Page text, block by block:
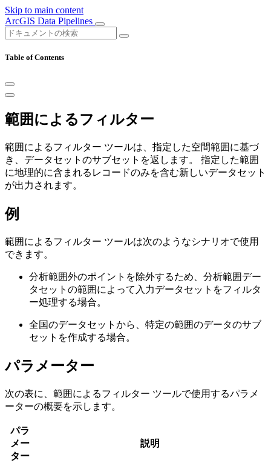
Skip to main content
ArcGIS Data Pipelines
Table of Contents
範囲によるフィルター
範囲によるフィルター ツールは、指定した空間範囲に基づ
き、データセットのサブセットを返します。 指定した範囲
に地理的に含まれるレコードのみを含む新しいデータセット
が出力されます。
例
範囲によるフィルター ツールは次のようなシナリオで使用
できます。
分析範囲外のポイントを除外するため、分析範囲デー
タセットの範囲によって入力データセットをフィルタ
ー処理する場合。
全国のデータセットから、特定の範囲のデータのサブ
セットを作成する場合。
パラメーター
次の表に、範囲によるフィルター ツールで使用するパラメ
ーターの概要を示します。
パラ
メー
ター
説明